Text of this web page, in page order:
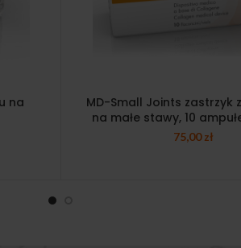
na
MD-Small Joints zastrzyk
na małe stawy, 10
75,00zł